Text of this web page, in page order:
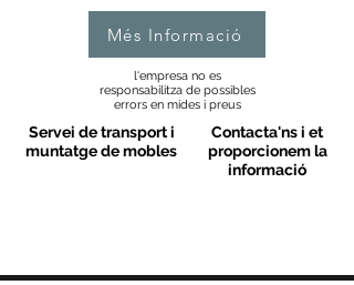
Més Informació
l'empresa no es
responsabilitza de possibles
errors en mides i preus
Servei de transport i
muntatge de mobles
Contacta'ns i et
proporcionem la
informació